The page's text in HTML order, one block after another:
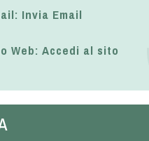
Invia Email
Web: Accedi al sito